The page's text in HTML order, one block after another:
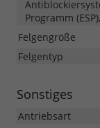
Programm
Felgengröße
Felgentyp
Sonstiges
Antriebsart